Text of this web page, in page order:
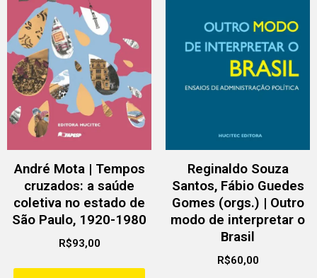
André Mota | Tempos
cruzados: a saúde
coletiva no estado de
São Paulo, 1920-1980
R$93,00
Reginaldo Souza
Santos, Fábio Guedes
Gomes (orgs.) | Outro
modo de interpretar o
Brasil
R$60,00